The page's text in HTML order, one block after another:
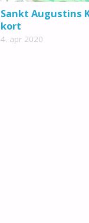
Sankt Augustins
kort
4. apr 2020